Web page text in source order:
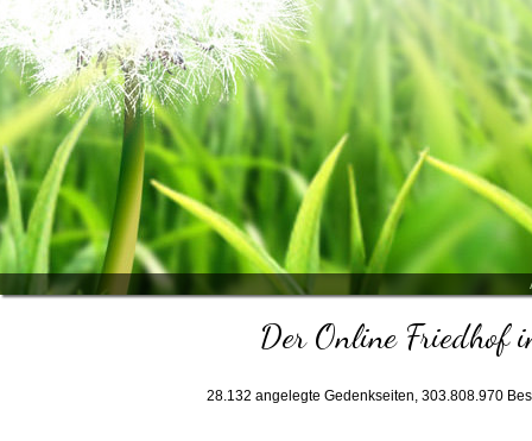
Der Online Friedhof
28.132 angelegte Gedenkseiten, 303.808.970